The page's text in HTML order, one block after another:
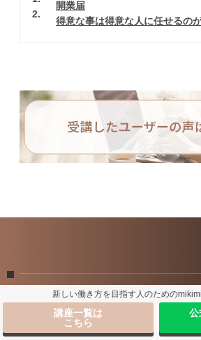
開業届
2
得意な事は得意な人に任せるの
新しい働き方を目指す人のための
講座一覧は
こちら
公